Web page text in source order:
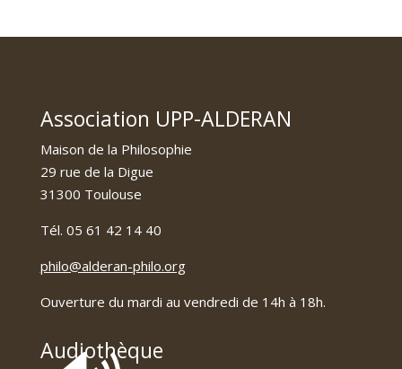
Association UPP-ALDERAN
Maison de la Philosophie
29 rue de la Digue
31300 Toulouse
Tél. 05 61 42 14 40
philo@alderan-philo.org
Ouverture du mardi au vendredi de 14h à 18h.
Audiothèque